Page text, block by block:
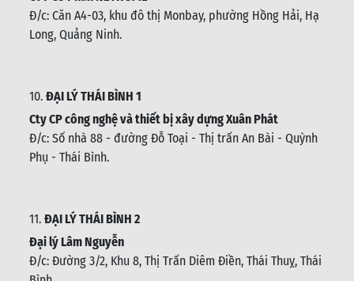
Đ/c: Căn A4-03, khu đô thị Monbay, phường Hồng Hải, Hạ
Long, Quảng Ninh.
10. ĐẠI LÝ THÁI BÌNH 1
Cty CP công nghệ và thiết bị xây dựng Xuân Phát
Đ/c: Số nhà 88 - đường Đỗ Toại - Thị trấn An Bài - Quỳnh
Phụ - Thái Bình.
11. ĐẠI LÝ THÁI BÌNH 2
Đại lý Lâm Nguyễn
Đ/c: Đường 3/2, Khu 8, Thị Trấn Diêm Điền, Thái Thuỵ, Thái